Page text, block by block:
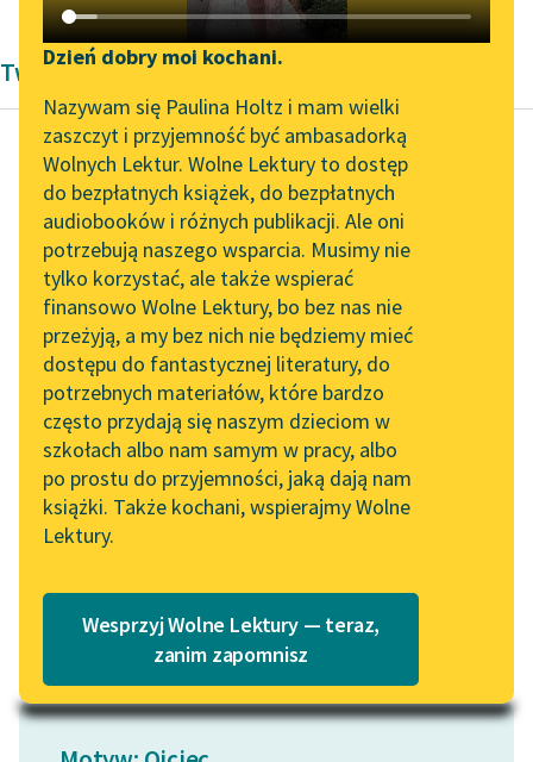
Katalog DAISY
Podkasty o książkach
Zgłoś brak utworu
Aktualności
„Prokurator Alicja Horn”
do słuchania
Byliśmy częścią AI Impact
Lab
Zapraszamy na spotkanie
online z tłumaczkami
literatury skandynawskiej
Spotkanie z Katarzyną
Tunkiel w Oslo
102. lata temu zmarł
Joseph Conrad
Lektury szkolne i klasyka
literatury do słuchania dla
uczennic i uczniów z
Narzędzia
Mapa Wolnych Lektur
Leśmianator
Przewodnik dla piszących i
czytających
API
OAI-PMH
Widget Wolnych Lektur
Przypisy
Katalog w formacie PDF
Dzień dobry moi kochani.
Nazywam się Paulina Holtz i mam wielki
zaszczyt i przyjemność być ambasadorką
Wolnych Lektur. Wolne Lektury to dostęp
do bezpłatnych książek, do bezpłatnych
audiobooków i różnych publikacji. Ale oni
potrzebują naszego wsparcia. Musimy nie
tylko korzystać, ale także wspierać
finansowo Wolne Lektury, bo bez nas nie
przeżyją, a my bez nich nie będziemy mieć
dostępu do fantastycznej literatury, do
potrzebnych materiałów, które bardzo
często przydają się naszym dzieciom w
szkołach albo nam samym w pracy, albo
po prostu do przyjemności, jaką dają nam
książki. Także kochani, wspierajmy Wolne
Lektury.
Wesprzyj Wolne Lektury — teraz,
zanim zapomnisz
Twórczość Aleksandra Kasprzak i Mira Król
Aleksandra Kasprzak
Niebezpieczeństwo
jedzenia w
miejscach
publicznych i
prywatnych
Odcinanie się od
rodziny jest odcinaniem
końcówek banana —
niektórzy to robią, inni